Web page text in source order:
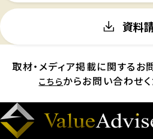
資料
取材・メディア掲載に関するお
こちらからお問い合わせく